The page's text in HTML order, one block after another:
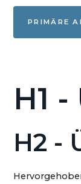
PRIMÄRE
H1
H2 -